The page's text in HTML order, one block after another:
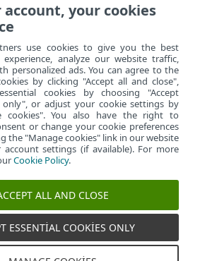
ESET Mobile
Mobile Security Giriş
görüntüle
account, your cookies
use cookies to give you the best
analyze our website traffic,
personalized ads. You can agree to the
by clicking "Accept all and close",
cookies by choosing "Accept
only", or adjust your cookie settings by
cookies". You also have the right to
or change your cookie preferences
the "Manage cookies" link in our website
settings (if available). For more
Cookie Policy.
ALL AND CLOSE
ESSENTIAL COOKIES ONLY